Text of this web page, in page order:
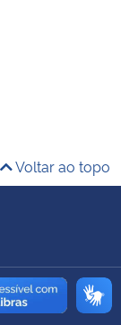
Voltar ao topo